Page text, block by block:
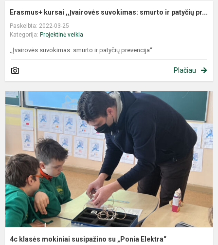
Erasmus+ kursai ,,Įvairovės suvokimas: smurto ir patyčių pr...
Paskelbta: 2022-03-25
Kategorija: Projektinė veikla
,,Įvairovės suvokimas: smurto ir patyčių prevencija“
Plačiau
4c klasės mokiniai susipažino su „Ponia Elektra“